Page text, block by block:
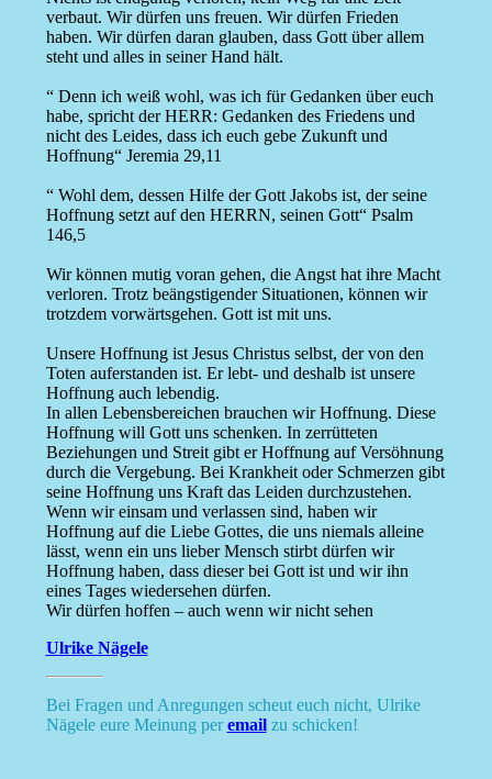
verbaut. Wir dürfen uns freuen. Wir dürfen Frieden
haben. Wir dürfen daran glauben, dass Gott über allem
steht und alles in seiner Hand hält.
“ Denn ich weiß wohl, was ich für Gedanken über euch
habe, spricht der HERR: Gedanken des Friedens und
nicht des Leides, dass ich euch gebe Zukunft und
Hoffnung“ Jeremia 29,11
“ Wohl dem, dessen Hilfe der Gott Jakobs ist, der seine
Hoffnung setzt auf den HERRN, seinen Gott“ Psalm
146,5
Wir können mutig voran gehen, die Angst hat ihre Macht
verloren. Trotz beängstigender Situationen, können wir
trotzdem vorwärtsgehen. Gott ist mit uns.
Unsere Hoffnung ist Jesus Christus selbst, der von den
Toten auferstanden ist. Er lebt- und deshalb ist unsere
Hoffnung auch lebendig.
In allen Lebensbereichen brauchen wir Hoffnung. Diese
Hoffnung will Gott uns schenken. In zerrütteten
Beziehungen und Streit gibt er Hoffnung auf Versöhnung
durch die Vergebung. Bei Krankheit oder Schmerzen gibt
seine Hoffnung uns Kraft das Leiden durchzustehen.
Wenn wir einsam und verlassen sind, haben wir
Hoffnung auf die Liebe Gottes, die uns niemals alleine
lässt, wenn ein uns lieber Mensch stirbt dürfen wir
Hoffnung haben, dass dieser bei Gott ist und wir ihn
eines Tages wiedersehen dürfen.
Wir dürfen hoffen – auch wenn wir nicht sehen
Ulrike Nägele
Bei Fragen und Anregungen scheut euch nicht, Ulrike
Nägele eure Meinung peremailzu schicken!